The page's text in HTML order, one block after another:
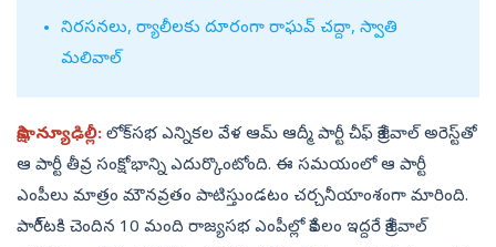
నిరసనలు, ర్యాలీలకు దూరంగా రాఘవ్‌ చద్దా, స్వాతి
మలివాల్‌
సాక్షి, న్యూఢిల్లీ: లోక్‌సభ ఎన్నికల వేళ ఆమ్‌ ఆద్మీ పార్టీ చీఫ్‌ కేజ్రీవాల్‌ అరెస్ట్‌తో
ఆ పార్టీ తీవ్ర సంక్షోభాన్ని ఎదుర్కొంటోంది. ఈ సమయంలో ఆ పార్టీ
ఎంపీలు మాత్రం మౌనవ్రతం పాటిస్తుండటం చర్చనీయాంశంగా మారింది.
పారీ్టకి చెందిన 10 మంది రాజ్యసభ ఎంపీల్లో కేవలం ఇద్దరే కేజ్రీవాల్‌